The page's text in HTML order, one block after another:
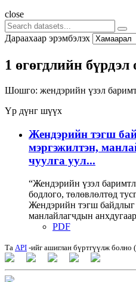
close
Дараахаар эрэмбэлэх
1 өгөгдлийн бүрдэл
Шошго: жендэрийн үзэл
Үр дүнг шүүх
Жендэрийн тэгш
мэргэжилтэн,
чуулга уул...
“Жендэрийн үзэл
бодлого, төлөвлөлтөд
Жендэрийн тэгш байдлыг
манлайлагчдын
PDF
Та API -ийг ашиглан бүртгүүлж болно (